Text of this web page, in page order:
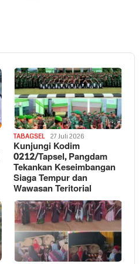
TABAGSEL 27 Juli 2026
Kunjungi Kodim
0212/Tapsel, Pangdam
Tekankan Keseimbangan
Siaga Tempur dan
Wawasan Teritorial